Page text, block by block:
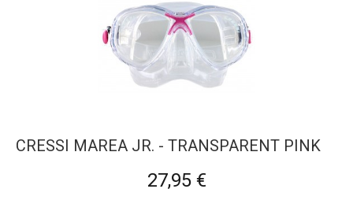
CRESSI MAREA JR. - TRANSPARENT PINK
27,95 €